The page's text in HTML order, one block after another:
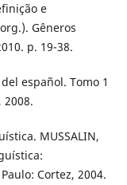
e
Gêneros
p. 19-38.
español. Tomo 1
2008.
MUSSALIN,
Cortez, 2004.